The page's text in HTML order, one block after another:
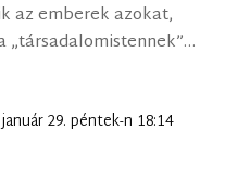
az emberek azokat,
„társadalomistennek”…
29. péntek-n 18:14